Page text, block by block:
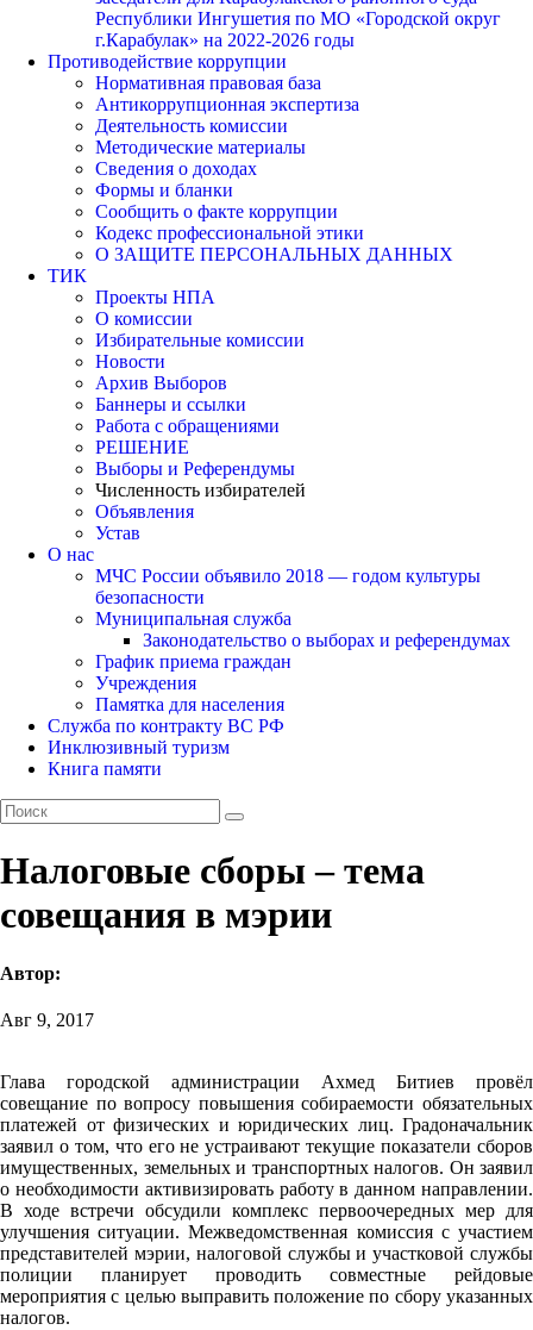
Республики Ингушетия по МО «Городской округ
г.Карабулак» на 2022-2026 годы
Противодействие коррупции
Нормативная правовая база
Антикоррупционная экспертиза
Деятельность комиссии
Методические материалы
Сведения о доходах
Формы и бланки
Сообщить о факте коррупции
Кодекс профессиональной этики
О ЗАЩИТЕ ПЕРСОНАЛЬНЫХ ДАННЫХ
ТИК
Проекты НПА
О комиссии
Избирательные комиссии
Новости
Архив Выборов
Баннеры и ссылки
Работа с обращениями
РЕШЕНИЕ
Выборы и Референдумы
Численность избирателей
Объявления
Устав
О нас
МЧС России объявило 2018 — годом культуры
безопасности
Муниципальная служба
Законодательство о выборах и референдумах
График приема граждан
Учреждения
Памятка для населения
Служба по контракту ВС РФ
Инклюзивный туризм
Книга памяти
Налоговые сборы – тема
совещания в мэрии
Автор:
Авг 9, 2017
Глава городской администрации Ахмед Битиев провёл
совещание по вопросу повышения собираемости обязательных
платежей от физических и юридических лиц. Градоначальник
заявил о том, что его не устраивают текущие показатели сборов
имущественных, земельных и транспортных налогов. Он заявил
о необходимости активизировать работу в данном направлении.
В ходе встречи обсудили комплекс первоочередных мер для
улучшения ситуации. Межведомственная комиссия с участием
представителей мэрии, налоговой службы и участковой службы
полиции планирует проводить совместные рейдовые
мероприятия с целью выправить положение по сбору указанных
налогов.